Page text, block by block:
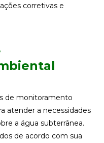
corretivas e
de monitoramento
atender a necessidades
a água subterrânea.
de acordo com sua